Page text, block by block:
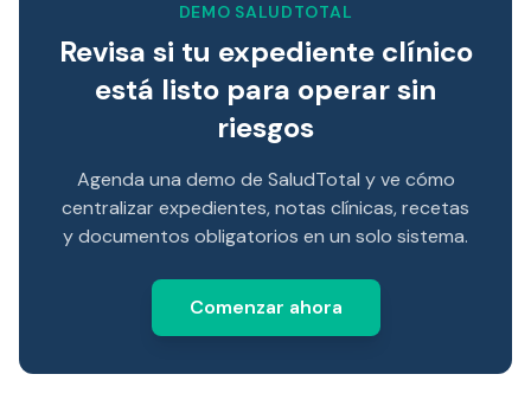
DEMO SALUDTOTAL
Revisa si tu expediente clínico
está listo para operar sin
riesgos
Agenda una demo de SaludTotal y ve cómo
centralizar expedientes, notas clínicas, recetas
y documentos obligatorios en un solo sistema.
Comenzar ahora